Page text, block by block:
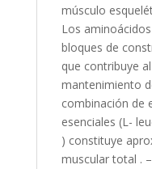
músculo
Los
bloques de
que contribuye
mantenimiento
combinación de
esenciales (L-
) constituye
muscular total .